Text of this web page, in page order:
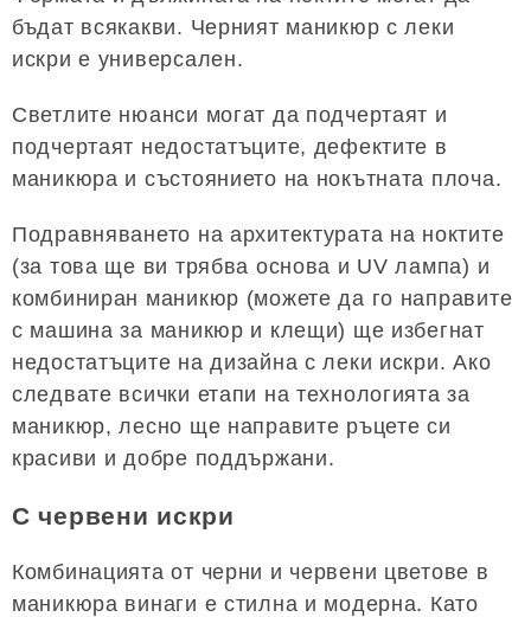
бъдат всякакви. Черният маникюр с леки
искри е универсален.
Светлите нюанси могат да подчертаят и
подчертаят недостатъците, дефектите в
маникюра и състоянието на нокътната плоча.
Подравняването на архитектурата на ноктите
(за това ще ви трябва основа и UV лампа) и
комбиниран маникюр (можете да го направите
с машина за маникюр и клещи) ще избегнат
недостатъците на дизайна с леки искри. Ако
следвате всички етапи на технологията за
маникюр, лесно ще направите ръцете си
красиви и добре поддържани.
С червени искри
Комбинацията от черни и червени цветове в
маникюра винаги е стилна и модерна. Като